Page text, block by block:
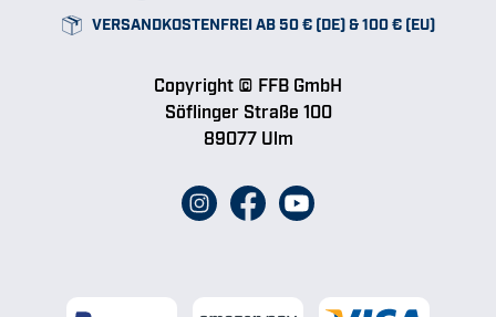
VERSANDKOSTENFREI AB 50 € (DE) & 100 € (EU)
Copyright © FFB GmbH
Söflinger Straße 100
89077 Ulm